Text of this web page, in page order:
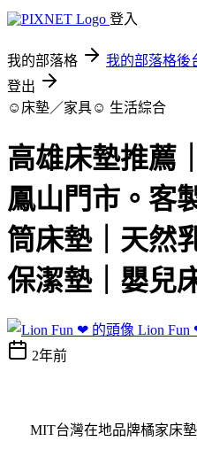
登入
我的部落格 我的部落格後
登出
☺床墊／家具☺ 生活綜合
高雄床墊推薦
鳳山門市。客
筒床墊｜天然
保潔墊｜嬰兒
Lion Fun
2年前
MIT台灣在地品牌橘家床